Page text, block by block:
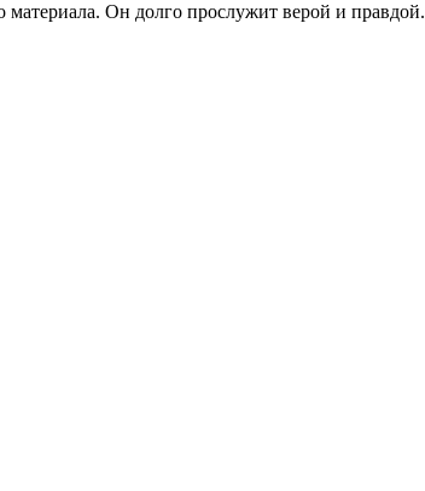
материала. Он долго прослужит верой и правдой.